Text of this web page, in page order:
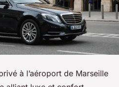
à l’aéroport de Marseille